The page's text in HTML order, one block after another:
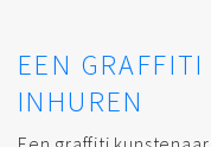
EEN
INHUREN